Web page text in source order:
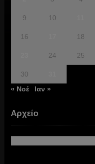
9 10
16 18
24 25
30
« Νοέ
Ιαν »
Αρχείο